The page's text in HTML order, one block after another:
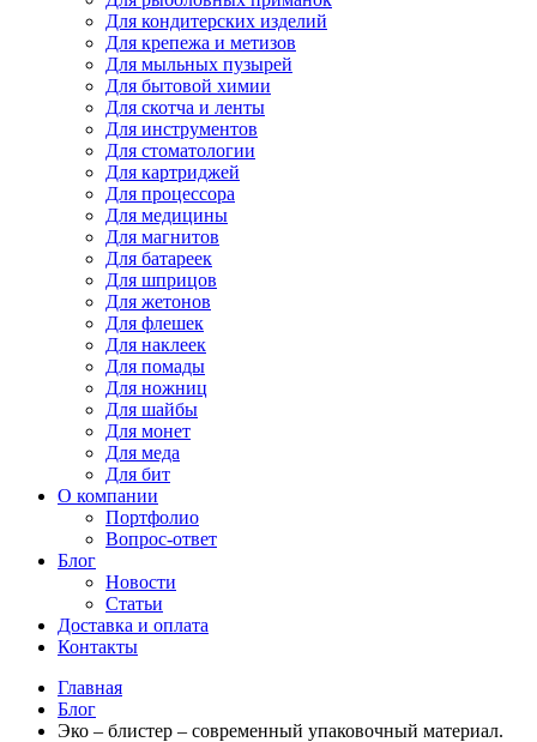
Для кондитерских изделий
Для крепежа и метизов
Для мыльных пузырей
Для бытовой химии
Для скотча и ленты
Для инструментов
Для стоматологии
Для картриджей
Для процессора
Для медицины
Для магнитов
Для батареек
Для шприцов
Для жетонов
Для флешек
Для наклеек
Для помады
Для ножниц
Для шайбы
Для монет
Для меда
Для бит
О компании
Портфолио
Вопрос-ответ
Блог
Новости
Статьи
Доставка и оплата
Контакты
Главная
Блог
Эко – блистер – современный упаковочный материал.